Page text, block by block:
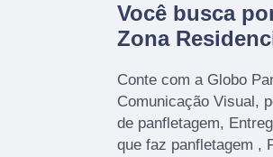
Você busca
Zona
Conte com a Globo
Comunicação Visual,
de panfletagem,
que faz panfletagem ,